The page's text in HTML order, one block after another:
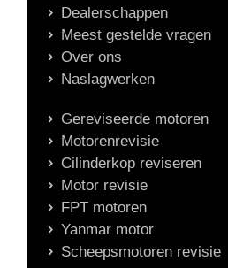
Dealerschappen
Meest gestelde vragen
Over ons
Naslagwerken
Gereviseerde motoren
Motorenrevisie
Cilinderkop reviseren
Motor revisie
FPT motoren
Yanmar motor
Scheepsmotoren revisie